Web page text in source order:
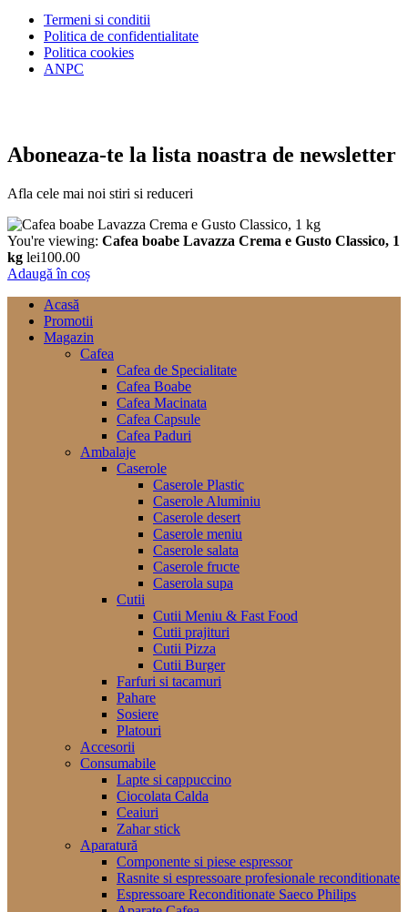
Termeni si conditii
Politica de confidentialitate
Politica cookies
ANPC
Aboneaza-te la lista noastra de newsletter
Afla cele mai noi stiri si reduceri
You're viewing: Cafea boabe Lavazza Crema e Gusto Classico, 1
kg lei100.00
Adaugă în coș
Acasă
Promotii
Magazin
Cafea
Cafea de Specialitate
Cafea Boabe
Cafea Macinata
Cafea Capsule
Cafea Paduri
Ambalaje
Caserole
Caserole Plastic
Caserole Aluminiu
Caserole desert
Caserole meniu
Caserole salata
Caserole fructe
Caserola supa
Cutii
Cutii Meniu & Fast Food
Cutii prajituri
Cutii Pizza
Cutii Burger
Farfuri si tacamuri
Pahare
Sosiere
Platouri
Accesorii
Consumabile
Lapte si cappuccino
Ciocolata Calda
Ceaiuri
Zahar stick
Aparatură
Componente si piese espressor
Rasnite si espressoare profesionale reconditionate
Espressoare Reconditionate Saeco Philips